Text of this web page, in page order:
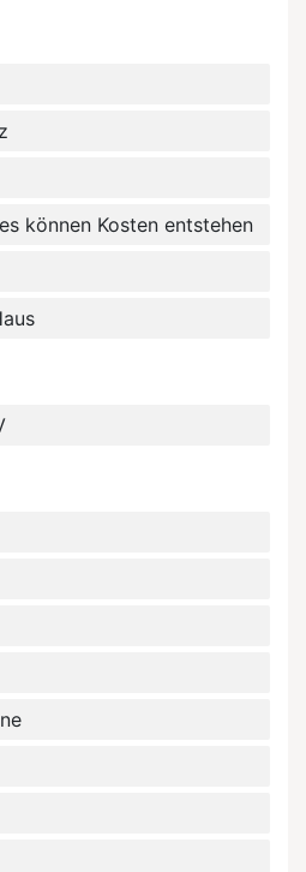
können Kosten entstehen